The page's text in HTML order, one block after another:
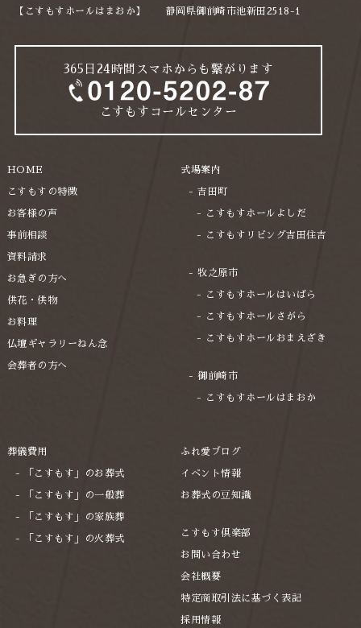
2023年12月
2023年8月
2023年3月
2022年12月
2022年10月
2022年9月
2022年7月
2021年12月
2021年11月
2021年4月
【こすもすホールはまおか】 静岡県御前崎市池新田2518-1
365日24時間スマホからも繋がります
こすもすコールセンター
HOME
こすもすの特徴
お客様の声
事前相談
資料請求
お急ぎの方へ
供花・供物
お料理
仏壇ギャラリーねん念
会葬者の方へ
式場案内
吉田町
こすもすホールよしだ
こすもすリビング吉田住吉
牧之原市
こすもすホールはいばら
こすもすホールさがら
こすもすホールおまえざき
御前崎市
こすもすホールはまおか
葬儀費用
「こすもす」のお葬式
「こすもす」の一般葬
「こすもす」の家族葬
「こすもす」の火葬式
ふれ愛ブログ
イベント情報
お葬式の豆知識
こすもす倶楽部
お問い合わせ
会社概要
特定商取引法に基づく表記
採用情報